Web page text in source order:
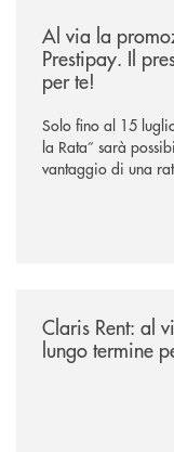
Al via la
Prestipay. Il
per te!
Solo fino al 15
la Rata” sarà
vantaggio di una
Claris Rent: al
lungo termine